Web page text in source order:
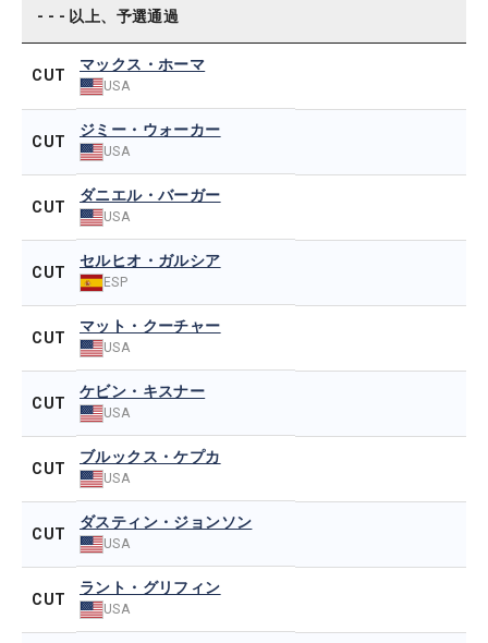
- - - 以上、予選通過
CUT
マックス・ホーマ
USA
CUT
ジミー・ウォーカー
USA
CUT
ダニエル・バーガー
USA
CUT
セルヒオ・ガルシア
ESP
CUT
マット・クーチャー
USA
CUT
ケビン・キスナー
USA
CUT
ブルックス・ケプカ
USA
CUT
ダスティン・ジョンソン
USA
CUT
ラント・グリフィン
USA